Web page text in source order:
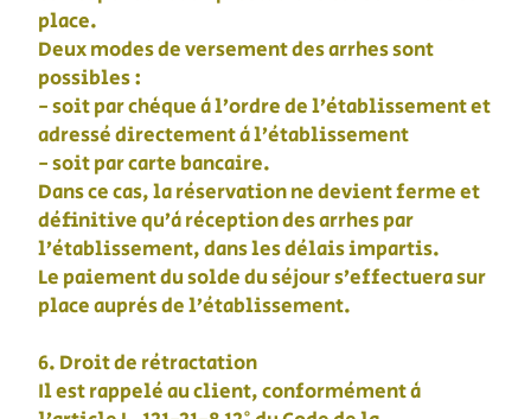
place.
Deux modes de versement des arrhes sont
possibles :
- soit par chèque à l’ordre de l’établissement et
adressé directement à l’établissement
- soit par carte bancaire.
Dans ce cas, la réservation ne devient ferme et
définitive qu’à réception des arrhes par
l’établissement, dans les délais impartis.
Le paiement du solde du séjour s’effectuera sur
place auprès de l’établissement.
6. Droit de rétractation
Il est rappelé au client, conformément à